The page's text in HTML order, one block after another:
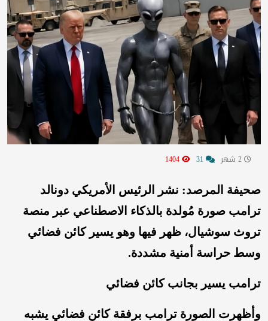
صحيفة المرصد: نشر الرئيس الأمريكي دونالد
ترامب صورة مُولدة بالذكاء الاصطناعي عبر منصة
تروث سوشيال، ظهر فيها وهو يسير كائن فضائي
وسط حراسة أمنية مشددة.
ترامب يسير بجانب كائن فضائي
وأظهرت الصورة ترامب برفقة كائن فضائي يشبه